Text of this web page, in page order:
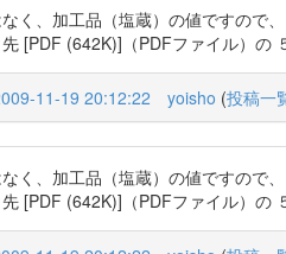
く、加工品（塩蔵）の値ですので
先 [PDF (642K)]（PDFファイル）の
11-19 20:12:22 yoisho (投稿一
く、加工品（塩蔵）の値ですので
先 [PDF (642K)]（PDFファイル）の